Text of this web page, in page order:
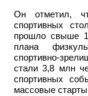
Он отметил,
спортивных
прошло свыше
плана
спортивно-
стали 3,8 млн
спортивных
массовые